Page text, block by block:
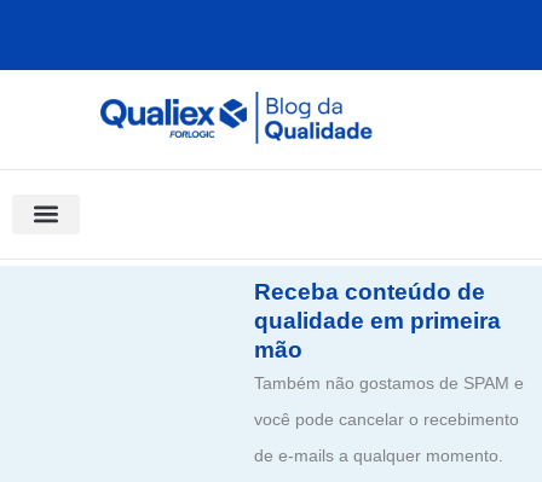
Receba conteúdo de
qualidade em primeira
mão
Também não gostamos de SPAM e
você pode cancelar o recebimento
de e-mails a qualquer momento.